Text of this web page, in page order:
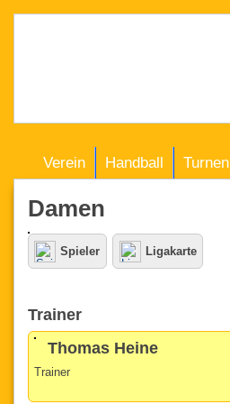
Verein Handball Turnen
Damen
Spieler Ligakarte
Trainer
Thomas Heine
Trainer